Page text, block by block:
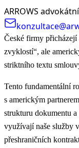
ARROWS
České firmy přicházejí
zvyklostí“, ale
striktního textu
Tento fundamentální
s americkým
strukturu dokumentu
využívají naše služby
přeshraničních